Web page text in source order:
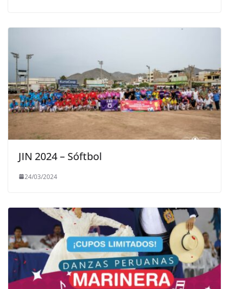
JIN 2024 – Sóftbol
24/03/2024